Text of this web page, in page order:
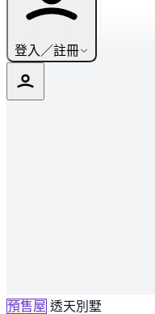
登入／註冊
實價登錄
預售屋 透天別墅